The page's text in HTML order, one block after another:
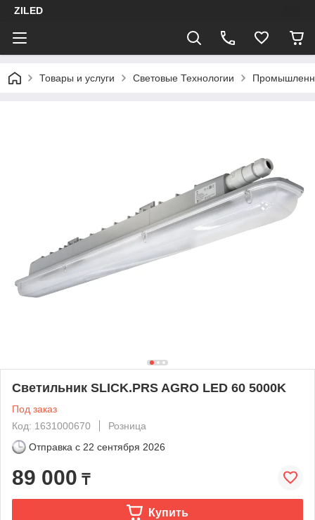
ZILED
Товары и услуги Световые Технологии
Светильник SLICK.PRS AGRO LED 60 5000K
Под заказ
Код: 1631000670
Розница
Отправка с 22 сентября 2026
89 000 ₸
Купить